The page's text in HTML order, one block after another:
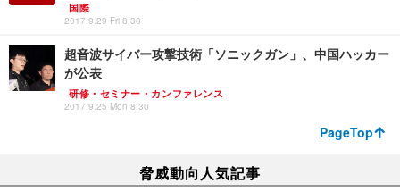
国際
2017.9.29 Fri 8:30
超音波サイバー攻撃技術「ソニックガン」、中国ハッカー
が公表
研修・セミナー・カンファレンス
2017.9.25 Mon 8:30
PageTop
脅威動向人気記事